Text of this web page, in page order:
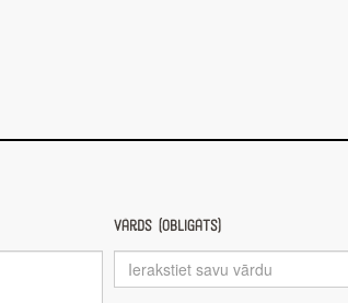
Vārds (obligāts)